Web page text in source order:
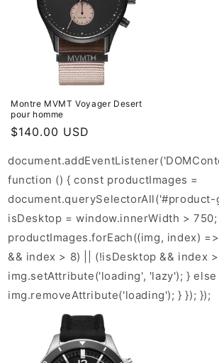
Montre MVMT Voyager Desert
pour homme
Prix
$140.00 USD
function () { const productImages =
isDesktop = window.innerWidth > 750;
productImages.forEach((img, index)
&& index > 8) || (!isDesktop && index
img.setAttribute('loading', 'lazy'); } else
img.removeAttribute('loading'); } }); });